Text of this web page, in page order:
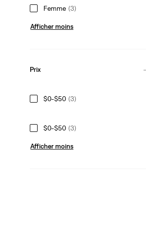
Femme (3)
Afficher moins
Prix
$0-$50 (3)
$0-$50 (3)
Afficher moins